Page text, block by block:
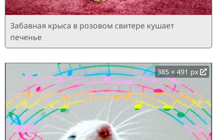
Забавная крыса в розовом свитере кушает
печенье
385 × 491 px